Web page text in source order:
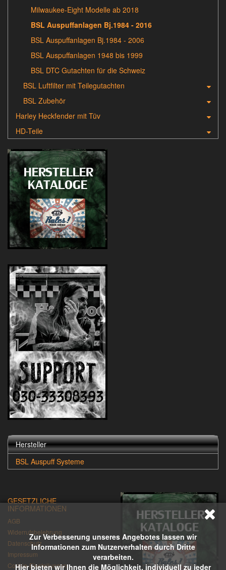
Zur Verbesserung unseres Angebotes lassen wir
Informationen zum Nutzerverhalten durch Dritte
verarbeiten.
Hier bieten wir Ihnen die Möglichkeit, individuell zu jeder
Milwaukee-Eight Modelle ab 2018
BSL Auspuffanlagen Bj.1984 - 2016
BSL Auspuffanlagen Bj.1984 - 2006
BSL Auspuffanlagen 1948 bis 1999
BSL DTC Gutachten für die Schweiz
BSL Luftfilter mit Teilegutachten
BSL Zubehör
Harley Heckfender mit Tüv
HD-Teile
Hersteller
BSL Auspuff Systeme
GESETZLICHE
INFORMATIONEN
AGB
Widerrufsbelehrung
Datenschutz
Impressum
Cookie-Einstellungen